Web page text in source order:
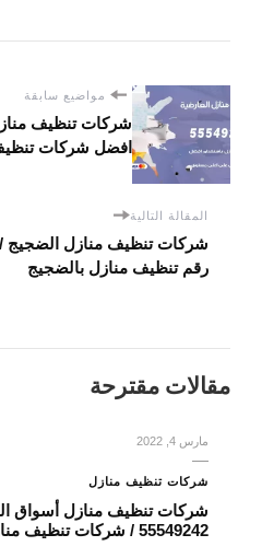
مواضيع سابقة
افضل شركات
المقالة التالية
رقم تنظيف منازل بالضجيج
مقالات مقترحة
مارس 4, 2022
شركات تنظيف منازل
شركات تنظيف منازل أسواق
55549242 / شركات تنظيف منازل مميز